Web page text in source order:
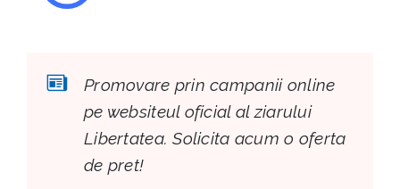
Promovare prin campanii online
pe websiteul oficial al ziarului
Libertatea. Solicita acum o oferta
de pret!